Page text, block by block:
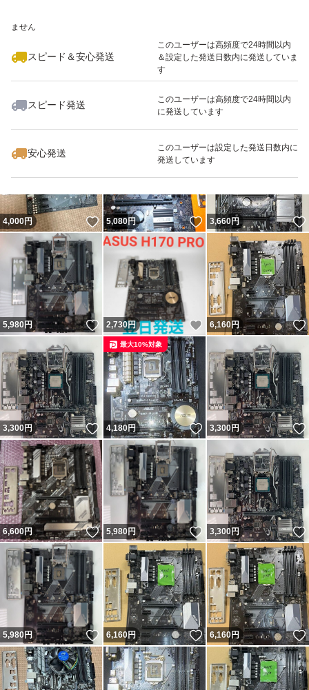
ません
スピード＆安心発送
このユーザーは高頻度で24時間以内
＆設定した発送日数内に発送していま
す
スピード発送
このユーザーは高頻度で24時間以内
に発送しています
安心発送
このユーザーは設定した発送日数内に
発送しています
いいね！
6,400
4,000円 いいね！
5,080円 いいね！
3,660円
5,980円 いいね！
2,730円 いいね！
6,160円
3,300円 いいね！
4,180円 いいね！
最大10%対象
3,300円
6,600円 いいね！
5,980円 いいね！
3,300円
5,980円 いいね！
6,160円 いいね！
6,160円